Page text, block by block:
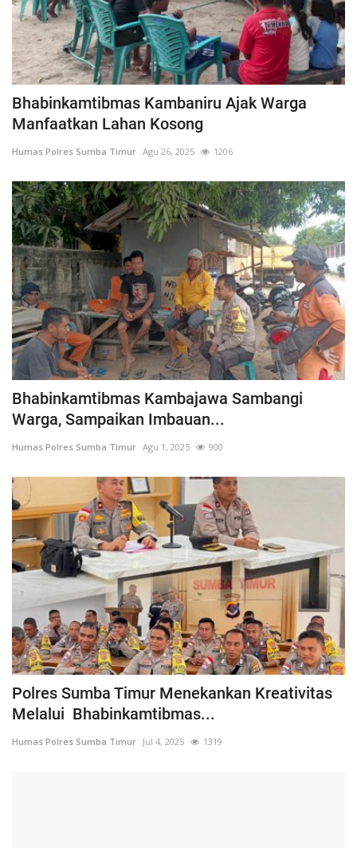
Bhabinkamtibmas Kambaniru Ajak Warga
Manfaatkan Lahan Kosong
Humas Polres Sumba Timur Agu 26, 2025 1206
Bhabinkamtibmas Kambajawa Sambangi
Warga, Sampaikan Imbauan...
Humas Polres Sumba Timur Agu 1, 2025 900
Polres Sumba Timur Menekankan Kreativitas
Melalui Bhabinkamtibmas...
Humas Polres Sumba Timur Jul 4, 2025 1319